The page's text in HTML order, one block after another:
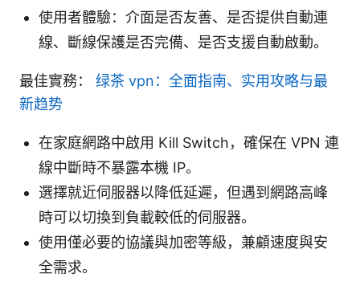
使用者體驗：介面是否友善、是否提供自動連
線、斷線保護是否完備、是否支援自動啟動。
最佳實務： 绿茶 vpn：全面指南、实用攻略与最
新趋势
在家庭網路中啟用 Kill Switch，確保在 VPN 連
線中斷時不暴露本機 IP。
選擇就近伺服器以降低延遲，但遇到網路高峰
時可以切換到負載較低的伺服器。
使用僅必要的協議與加密等級，兼顧速度與安
全需求。